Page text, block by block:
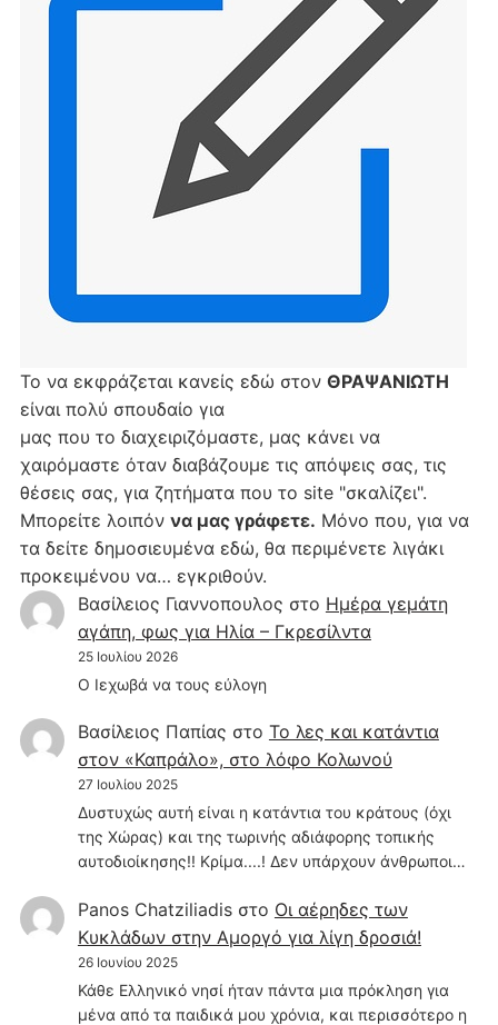
Το να εκφράζεται κανείς εδώ στον ΘΡΑΨΑΝΙΩΤΗ
είναι πολύ σπουδαίο για
μας που το διαχειριζόμαστε, μας κάνει να
χαιρόμαστε όταν διαβάζουμε τις απόψεις σας, τις
θέσεις σας, για ζητήματα που το site "σκαλίζει".
Μπορείτε λοιπόν να μας γράφετε. Μόνο που, για να
τα δείτε δημοσιευμένα εδώ, θα περιμένετε λιγάκι
προκειμένου να… εγκριθούν.
Βασίλειος Γιαννοπουλος στο Hμέρα γεμάτη
αγάπη, φως για Ηλία – Γκρεσίλντα
25 Ιουλίου 2026
Ο Ιεχωβά να τους εύλογη
Βασίλειος Παπίας στο Το λες και κατάντια
στον «Καπράλο», στο λόφο Κολωνού
27 Ιουλίου 2025
Δυστυχώς αυτή είναι η κατάντια του κράτους (όχι
της Χώρας) και της τωρινής αδιάφορης τοπικής
αυτοδιοίκησης!! Κρίμα....! Δεν υπάρχουν άνθρωποι…
Panos Chatziliadisστο Οι αέρηδες των
Κυκλάδων στην Αμοργό για λίγη δροσιά!
26 Ιουνίου 2025
Κάθε Ελληνικό νησί ήταν πάντα μια πρόκληση για
μένα από τα παιδικά μου χρόνια, και περισσότερο η